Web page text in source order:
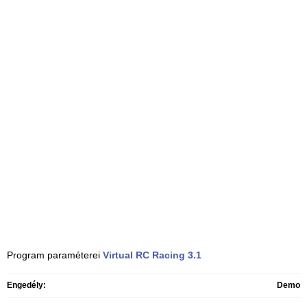
Program paraméterei Virtual RC Racing 3.1
Engedély: Demo